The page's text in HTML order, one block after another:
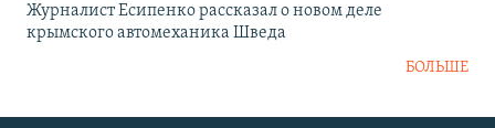
Журналист Есипенко рассказал о новом деле
крымского автомеханика Шведа
БОЛЬШЕ